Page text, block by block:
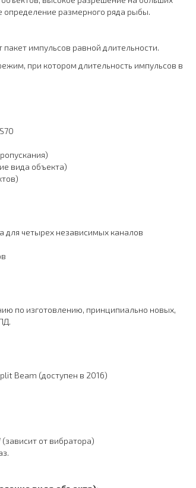
определение размерного ряда рыбы.
импульсов равной длительности.
при котором длительность импульсов в
вида объекта)
для четырех независимых каналов
по изготовлению, принципиально новых,
Beam (доступен в 2016)
от вибратора)